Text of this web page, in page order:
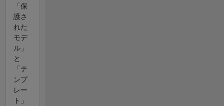
「保
護さ
れた
モデ
ル」
と
「テ
ンプ
レー
ト」